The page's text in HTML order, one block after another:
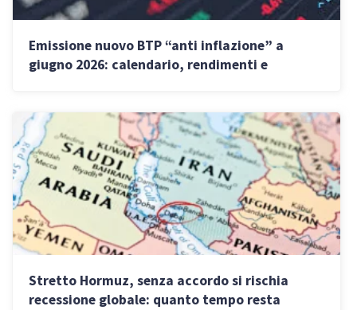
Emissione nuovo BTP “anti inflazione” a
giugno 2026: calendario, rendimenti e
Stretto Hormuz, senza accordo si rischia
recessione globale: quanto tempo resta